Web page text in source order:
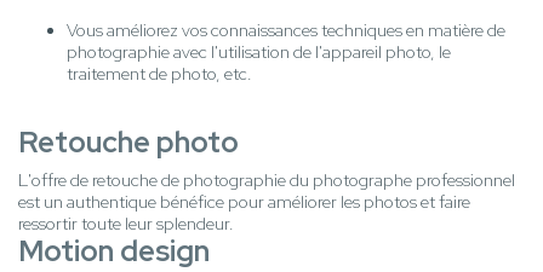
Vous améliorez vos connaissances techniques en matière de
photographie avec l'utilisation de l'appareil photo, le
traitement de photo, etc.
Retouche photo
L'offre de retouche de photographie du photographe professionnel
est un authentique bénéfice pour améliorer les photos et faire
ressortir toute leur splendeur.
Motion design